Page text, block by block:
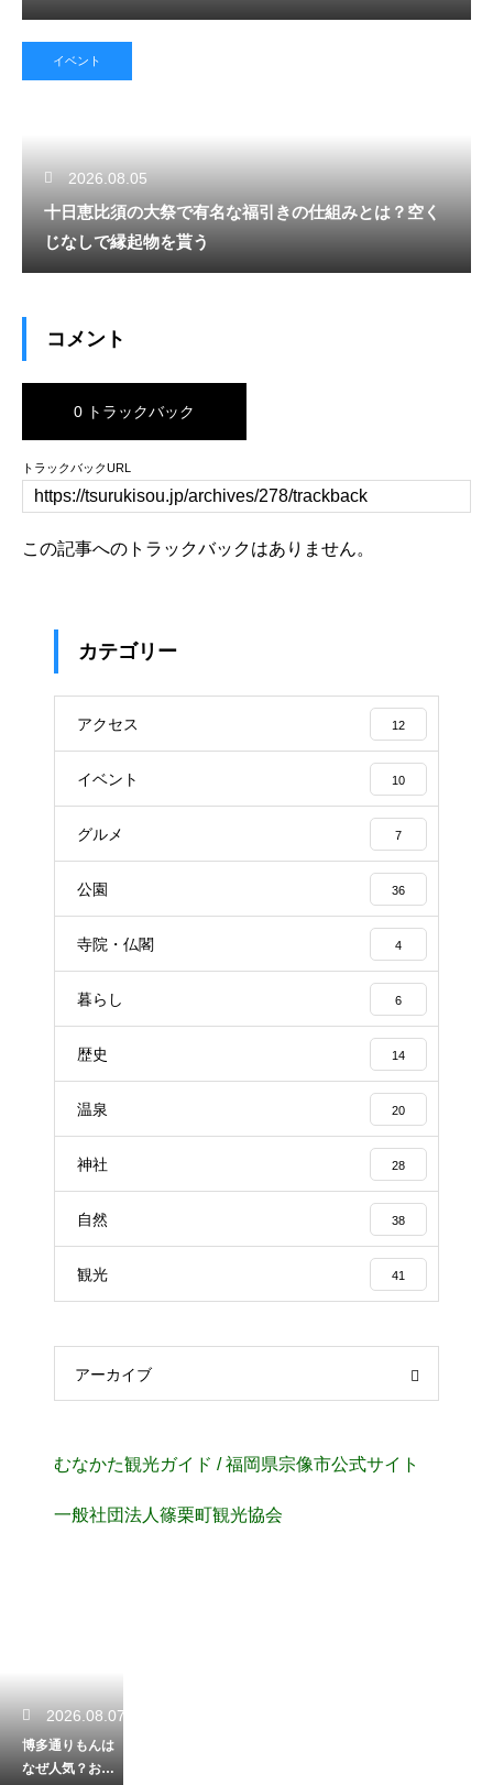
イベント
2026.08.05
十日恵比須の大祭で有名な福引きの仕組みとは？空く
じなしで縁起物を貰う
コメント
0 トラックバック
トラックバックURL
この記事へのトラックバックはありません。
カテゴリー
アクセス 12
イベント 10
グルメ 7
公園 36
寺院・仏閣 4
暮らし 6
歴史 14
温泉 20
神社 28
自然 38
観光 41
アーカイブ
むなかた観光ガイド / 福岡県宗像市公式サイト
⼀般社団法⼈篠栗町観光協会
2026.08.07
博多通りもんは
なぜ人気？お土